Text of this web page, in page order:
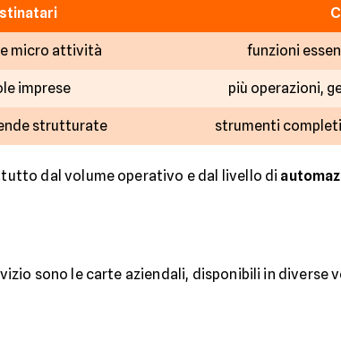
micro attività funzioni
imprese più operazioni,
strutturate strumenti
dal volume operativo e dal livello di
sono le carte aziendali, disponibili in diverse